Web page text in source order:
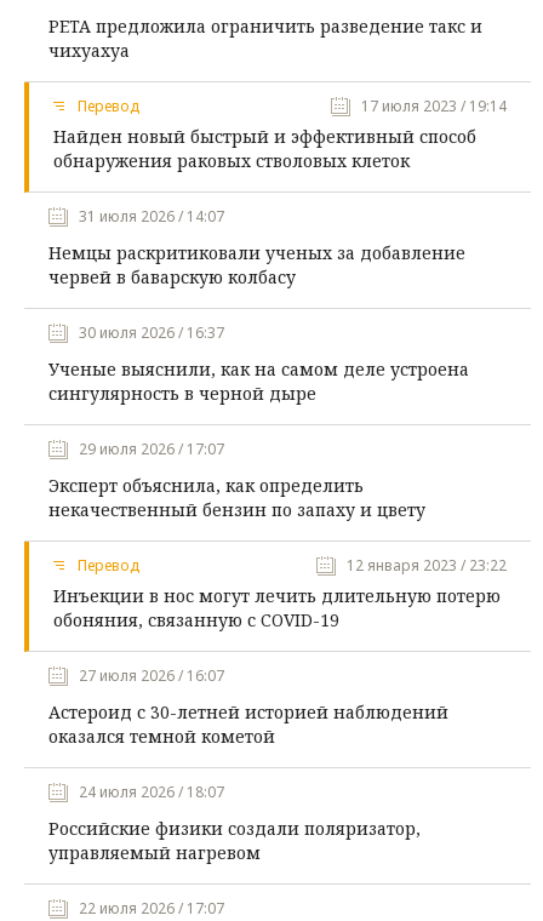
PETA предложила ограничить разведение такс и
чихуахуа
Перевод 17 июля 2023 / 19:14
Найден новый быстрый и эффективный способ
обнаружения раковых стволовых клеток
31 июля 2026 / 14:07
Немцы раскритиковали ученых за добавление
червей в баварскую колбасу
30 июля 2026 / 16:37
Ученые выяснили, как на самом деле устроена
сингулярность в черной дыре
29 июля 2026 / 17:07
Эксперт объяснила, как определить
некачественный бензин по запаху и цвету
Перевод 12 января 2023 / 23:22
Инъекции в нос могут лечить длительную потерю
обоняния, связанную с COVID-19
27 июля 2026 / 16:07
Астероид с 30-летней историей наблюдений
оказался темной кометой
24 июля 2026 / 18:07
Российские физики создали поляризатор,
управляемый нагревом
22 июля 2026 / 17:07